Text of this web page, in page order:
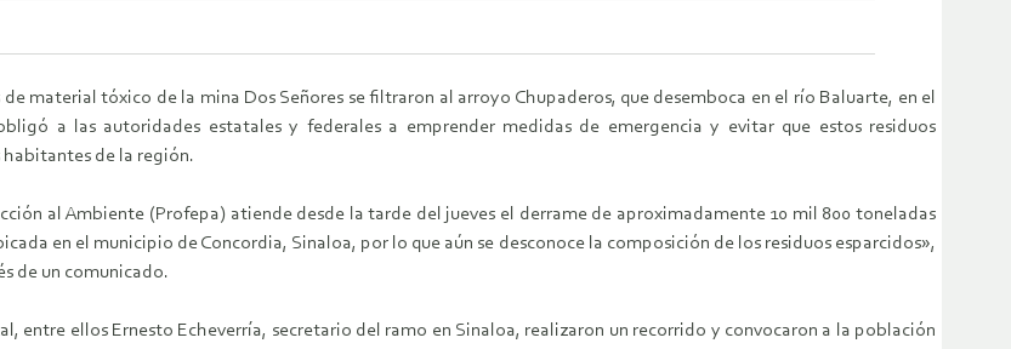
material tóxico de la mina Dos Señores se filtraron al arroyo Chupaderos, que desemboca en el río Baluarte, en el
a las autoridades estatales y federales a emprender medidas de emergencia y evitar que estos residuos
de la región.
al Ambiente (Profepa) atiende desde la tarde del jueves el derrame de aproximadamente 10 mil 800 toneladas
en el municipio de Concordia, Sinaloa, por lo que aún se desconoce la composición de los residuos esparcidos»,
de un comunicado.
entre ellos Ernesto Echeverría, secretario del ramo en Sinaloa, realizaron un recorrido y convocaron a la población